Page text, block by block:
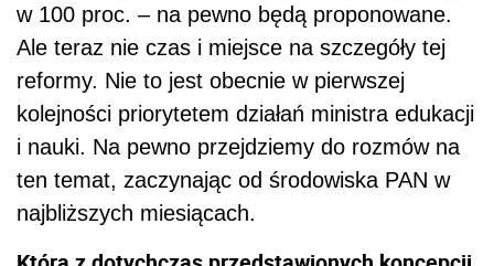
w 100 proc. – na pewno będą proponowane.
Ale teraz nie czas i miejsce na szczegóły tej
reformy. Nie to jest obecnie w pierwszej
kolejności priorytetem działań ministra edukacji
i nauki. Na pewno przejdziemy do rozmów na
ten temat, zaczynając od środowiska PAN w
najbliższych miesiącach.